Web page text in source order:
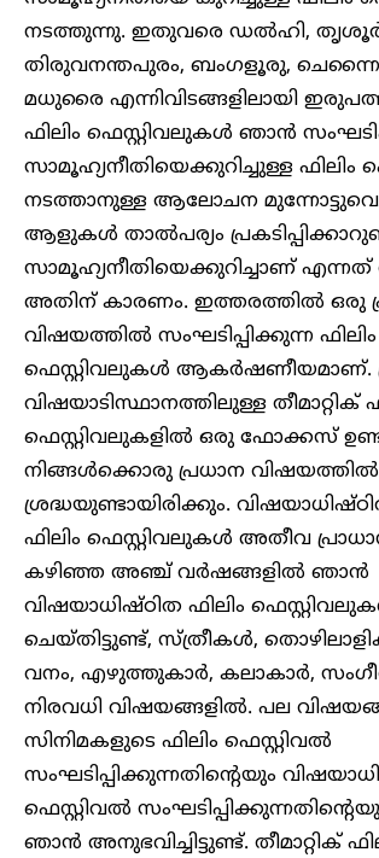
നടത്തുന്നു. ഇതുവരെ ഡൽഹി,
തിരുവനന്തപുരം, ബംഗളൂരു, ചെന്നൈ,
മധുരൈ എന്നിവിടങ്ങളിലായി
ഫിലിം ഫെസ്റ്റിവലുകൾ ഞാൻ
സാമൂഹ്യനീതിയെക്കുറിച്ചുള്ള ഫിലിം
നടത്താനുള്ള ആലോചന
ആളുകൾ താൽപര്യം
സാമൂഹ്യനീതിയെക്കുറിച്ചാണ്
അതിന് കാരണം. ഇത്തരത്തിൽ ഒരു
വിഷയത്തിൽ സംഘടിപ്പിക്കുന്ന ഫിലിം
ഫെസ്റ്റിവലുകൾ ആകർഷണീയമാണ്.
വിഷയാടിസ്ഥാനത്തിലുള്ള തീമാറ്റിക്
ഫെസ്റ്റിവലുകളിൽ ഒരു ഫോക്കസ്
നിങ്ങൾക്കൊരു പ്രധാന വിഷയത്തിൽ
ശ്രദ്ധയുണ്ടായിരിക്കും.
ഫിലിം ഫെസ്റ്റിവലുകൾ അതീവ
കഴിഞ്ഞ അഞ്ച് വർഷങ്ങളിൽ ഞാൻ
വിഷയാധിഷ്ഠിത ഫിലിം
ചെയ്തിട്ടുണ്ട്, സ്ത്രീകൾ,
വനം, എഴുത്തുകാർ, കലാകാർ,
നിരവധി വിഷയങ്ങളിൽ. പല
സിനിമകളുടെ ഫിലിം ഫെസ്റ്റിവൽ
സംഘടിപ്പിക്കുന്നതിന്റെയും
ഫെസ്റ്റിവൽ
ഞാൻ അനുഭവിച്ചിട്ടുണ്ട്. തീമാറ്റിക്